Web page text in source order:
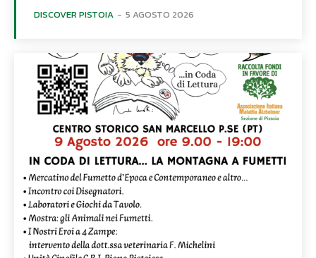
DISCOVER PISTOIA - 5 AGOSTO 2026